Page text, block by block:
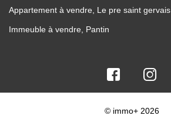
Appartement à vendre, Le pre saint gervais
Immeuble à vendre, Pantin
© immo+ 2026